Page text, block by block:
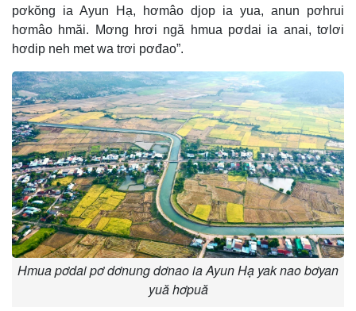
pơkŏng ia Ayun Hạ, hơmâo djop ia yua, anun pơhrui
hơmâo hmăi. Mơng hrơi ngă hmua pơdai ia anai, tơlơi
hơdip neh met wa trơi pơđao”.
Hmua pơdai pơ dơnung dơnao ia Ayun Hạ yak nao bơyan
yuă hơpuă